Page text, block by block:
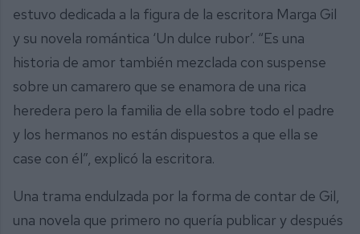
estuvo dedicada a la figura de la escritora Marga Gil
y su novela romántica ‘Un dulce rubor’. “Es una
historia de amor también mezclada con suspense
sobre un camarero que se enamora de una rica
heredera pero la familia de ella sobre todo el padre
y los hermanos no están dispuestos a que ella se
case con él”, explicó la escritora.
Una trama endulzada por la forma de contar de Gil,
una novela que primero no quería publicar y después